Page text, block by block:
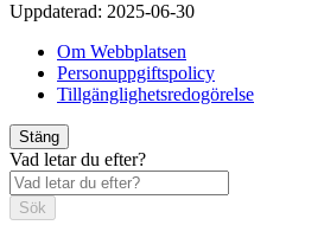
Uppdaterad: 2025-06-30
Om Webbplatsen
Personuppgiftspolicy
Tillgänglighetsredogörelse
Stäng
Vad letar du efter?
Sök